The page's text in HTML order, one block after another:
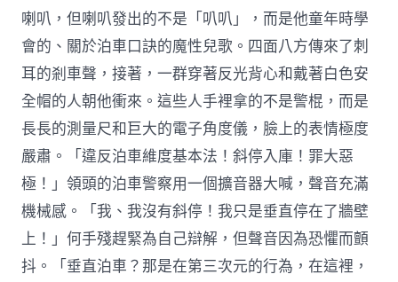
喇叭，但喇叭發出的不是「叭叭」，而是他童年時學
會的、關於泊車口訣的魔性兒歌。四面八方傳來了刺
耳的剎車聲，接著，一群穿著反光背心和戴著白色安
全帽的人朝他衝來。這些人手裡拿的不是警棍，而是
長長的測量尺和巨大的電子角度儀，臉上的表情極度
嚴肅。「違反泊車維度基本法！斜停入庫！罪大惡
極！」領頭的泊車警察用一個擴音器大喊，聲音充滿
機械感。「我、我沒有斜停！我只是垂直停在了牆壁
上！」何手殘趕緊為自己辯解，但聲音因為恐懼而顫
抖。「垂直泊車？那是在第三次元的行為，在這裡，